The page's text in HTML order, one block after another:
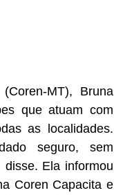
MT), Bruna
que atuam com
as localidades.
seguro, sem
Ela informou
Coren Capacita e